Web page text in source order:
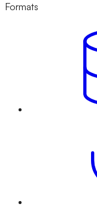
Formats